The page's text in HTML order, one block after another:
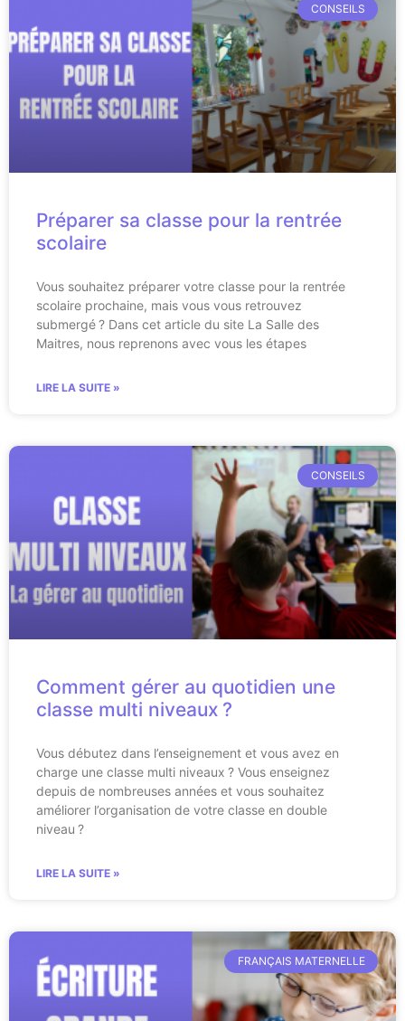
CONSEILS
Préparer sa classe pour la rentrée
scolaire
Vous souhaitez préparer votre classe pour la rentrée
scolaire prochaine, mais vous vous retrouvez
submergé ? Dans cet article du site La Salle des
Maitres, nous reprenons avec vous les étapes
LIRE LA SUITE »
CONSEILS
Comment gérer au quotidien une
classe multi niveaux ?
Vous débutez dans l’enseignement et vous avez en
charge une classe multi niveaux ? Vous enseignez
depuis de nombreuses années et vous souhaitez
améliorer l’organisation de votre classe en double
niveau ?
LIRE LA SUITE »
FRANÇAIS MATERNELLE